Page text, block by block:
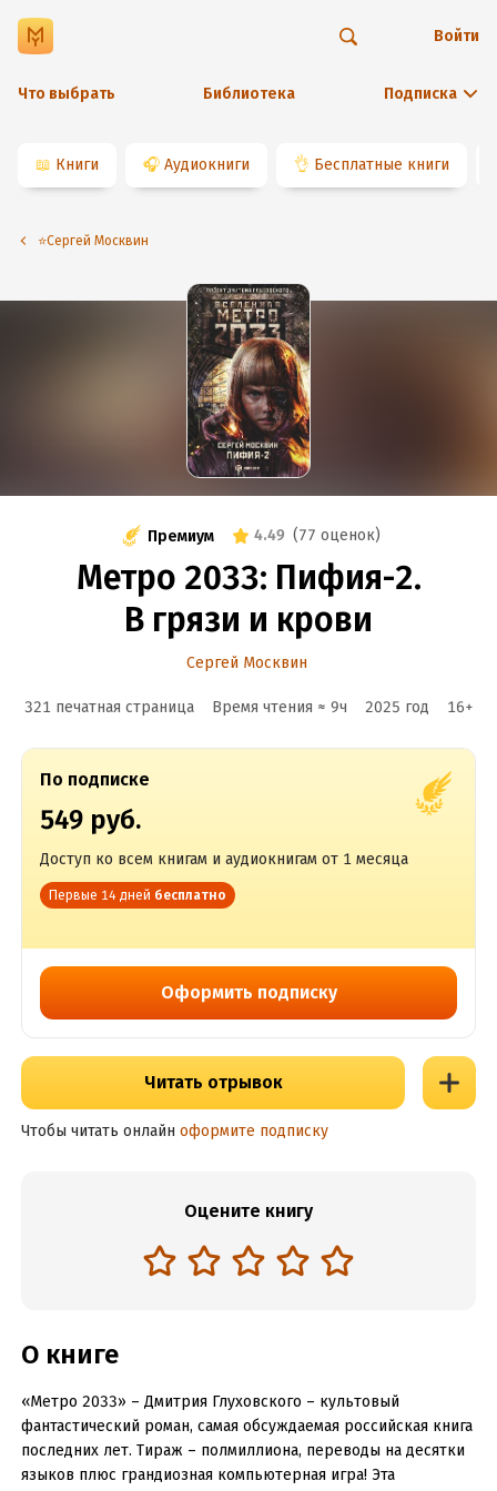
Что выбрать Библиотека Подписка
Войти
📖 Книги 🎧 Аудиокниги 👌 Бесплатные книги
⭐️Сергей Москвин
Премиум 4.49 (77 оценок)
Метро 2033: Пифия-2.
В грязи и крови
Сергей Москвин
321 печатная страница Время чтения ≈ 9ч 2025 год 16+
По подписке
549 руб.
Доступ ко всем книгам и аудиокнигам от 1 месяца
Первые 14 дней бесплатно
Оформить подписку
Читать отрывок
Чтобы читать онлайн оформите подписку
Оцените книгу
О книге
«Метро 2033» – Дмитрия Глуховского – культовый
фантастический роман, самая обсуждаемая российская книга
последних лет. Тираж – полмиллиона, переводы на десятки
языков плюс грандиозная компьютерная игра! Эта